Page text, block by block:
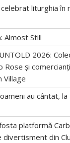
liturghia în
Almost Still
2026:
Rose și
Village
au cântat, la
platformă
divertisment din